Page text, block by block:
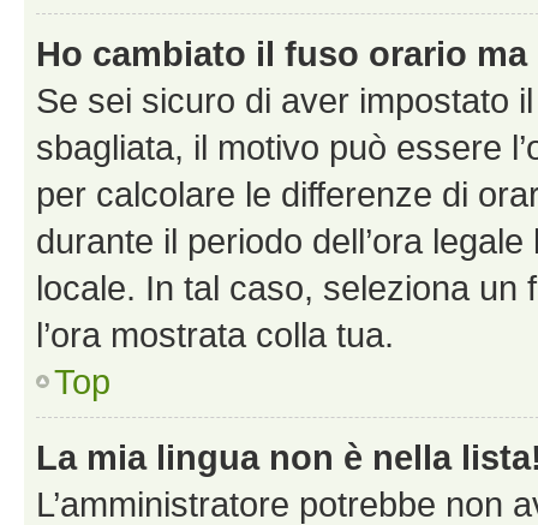
Ho cambiato il fuso orario ma
Se sei sicuro di aver impostato
sbagliata, il motivo può essere
per calcolare le differenze di
durante il periodo dell’ora
locale. In tal caso, seleziona
l’ora mostrata colla tua.
Top
La mia lingua non è nella
L’amministratore potrebbe non